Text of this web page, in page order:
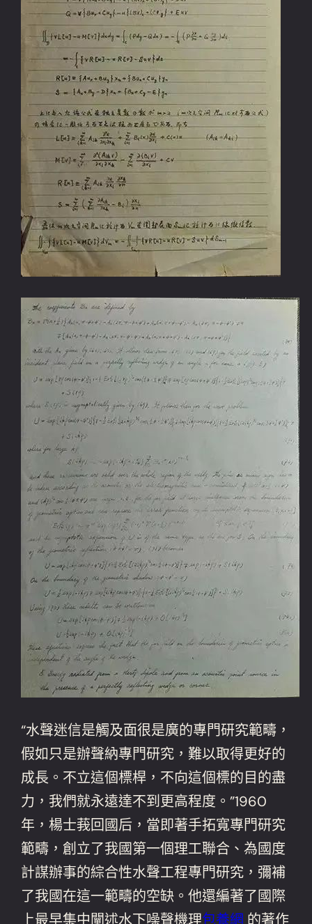
“水聲迷信是觸及面很是廣的專門研究範疇，
假如只是辦聲納專門研究，難以取得更好的
成長。不立這個標桿，不向這個標的目的盡
力，我們就永遠達不到更高程度。”1960
年，楊士莪回國后，當即著手拓寬專門研究
範疇，創立了我國第一個理工聯合、為國度
計謀辦事的綜合性水聲工程專門研究，彌補
了我國在這一範疇的空缺。他還編著了國際
上最早集中闡述水下噪聲機理包養網 的著作